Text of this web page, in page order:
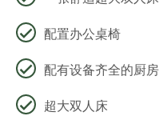
配置办公桌椅
配有设备齐全的厨房
超大双人床